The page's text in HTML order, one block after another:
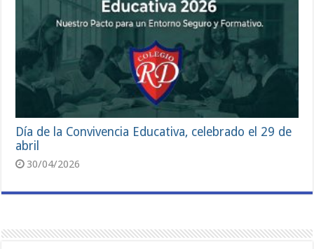
Día de la Convivencia Educativa, celebrado el 29 de
abril
30/04/2026